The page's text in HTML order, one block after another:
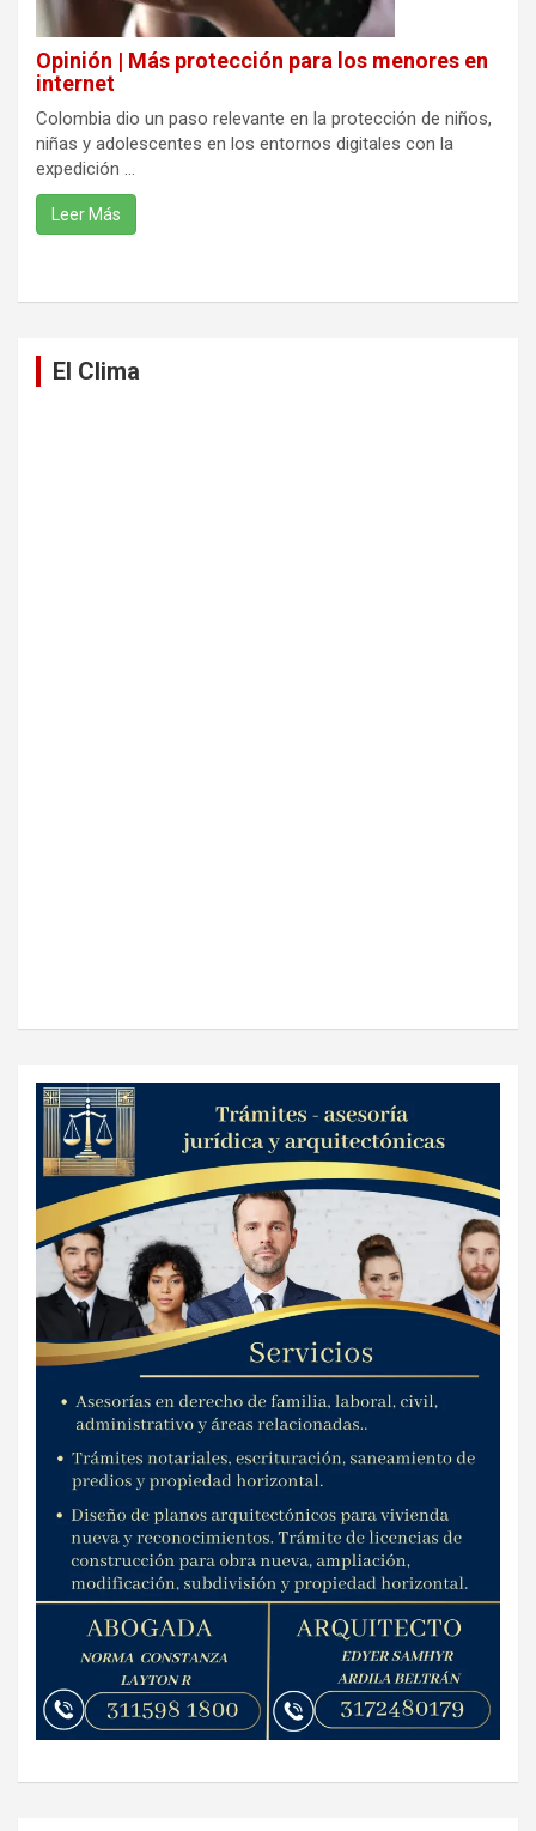
Opinión | Más protección para los menores en
internet
Colombia dio un paso relevante en la protección de niños,
niñas y adolescentes en los entornos digitales con la
expedición ...
Leer Más
El Clima